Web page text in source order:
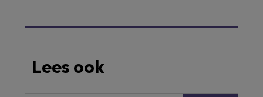
Lees ook